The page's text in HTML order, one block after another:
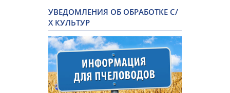
УВЕДОМЛЕНИЯ ОБ ОБРАБОТКЕ С/
Х КУЛЬТУР